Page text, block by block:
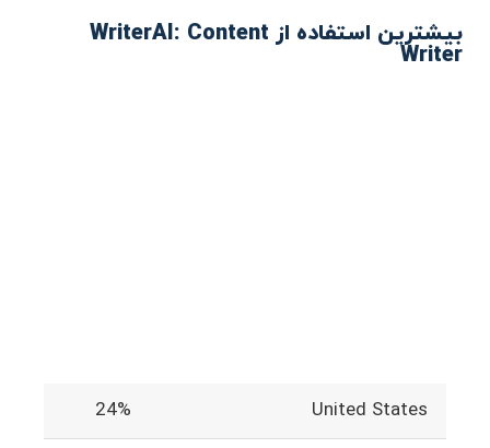
بیشترین استفاده از WriterAI: Content
Writer
United States
24%